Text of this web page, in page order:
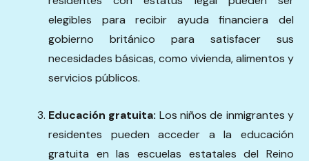
elegibles para recibir ayuda financiera del
gobierno británico para satisfacer sus
necesidades básicas, como vivienda, alimentos y
servicios públicos.
Educación gratuita: Los niños de inmigrantes y
residentes pueden acceder a la educación
gratuita en las escuelas estatales del Reino